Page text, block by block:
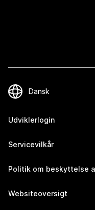
Udviklerlogin
Servicevilkår
Politik om beskyttelse
Websiteoversigt